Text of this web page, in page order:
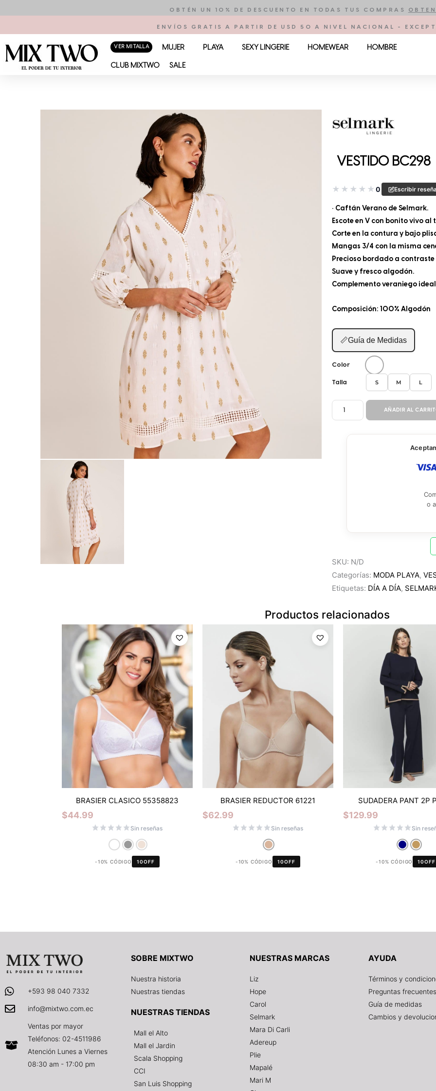
contenido
OBTÉN UN 10% DE DESCUENTO EN TODAS TUS COMPRAS
ENVÍOS GRATIS A PARTIR DE USD 50 A NIVEL NACIONAL -
VER MI TALLA MUJER PLAYA SEXY LINGERIE HOMEWEAR HOMBRE
CLUB MIXTWO SALE
VESTIDO BC298
★ ★ ★ ★ ★0 Escribir
• Caftán Verano de Selmark.
Escote en V con bonito vivo al
Corte en la contura y bajo
Mangas 3/4 con la misma
Precioso bordado a contraste
Suave y fresco algodón.
Complemento veraniego
Composición: 100% Algodón
📏Guía de Medidas
Color
Talla S M L
VESTIDO
BC298
cantidad
AÑADIR AL
o a
SKU: N/D
Categorías: MODA PLAYA,
Etiquetas: DÍA A DÍA,
Productos relacionados
BRASIER CLASICO 55358823
$44.99
Sin reseñas
-10% CÓDIGO 10OFF
BRASIER REDUCTOR 61221
$62.99
Sin reseñas
-10% CÓDIGO 10OFF
SUDADERA PANT 2P
$129.99
Sin
-10% CÓDIGO 10OFF
+593 98 040 7332
info@mixtwo.com.ec
Ventas por mayor
Teléfonos: 02-4511986
Atención Lunes a Viernes
08:30 am - 17:00 pm
SOBRE MIXTWO
Nuestra historia
Nuestras tiendas
NUESTRAS TIENDAS
Mall el Alto
Mall el Jardin
Scala Shopping
CCI
San Luis Shopping
NUESTRAS MARCAS
Liz
Hope
Carol
Selmark
Mara Di Carli
Adereup
Plie
Mapalé
Mari M
AYUDA
Términos y
Preguntas frecuentes
Guía de medidas
Cambios y